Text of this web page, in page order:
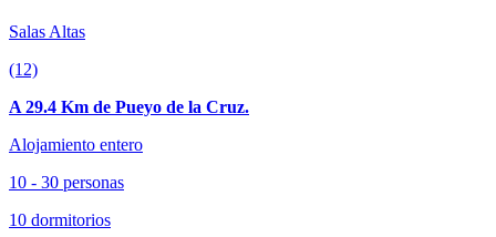
Salas Altas
(12)
A 29.4 Km de Pueyo de la Cruz.
Alojamiento entero
10 - 30 personas
10 dormitorios